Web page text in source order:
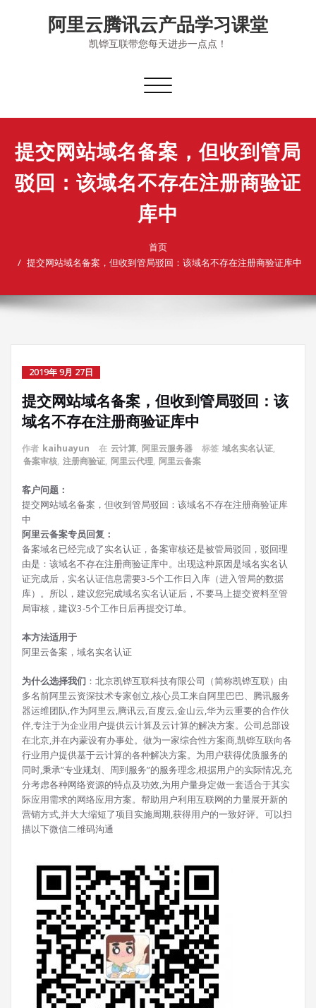
阿里云腾讯云产品学习课堂
凯铧互联带您每天进步一点点！
切
导
提交网站域名备案，但收到管局
驳回：该域名不存在注册商验证
库中
首页
提交网站域名备案，但收到管局驳回：该域名不存在注册商验证库中
2019年 9月 27日
提交网站域名备案，但收到管局驳回：该
域名不存在注册商验证库中
作者 kaihuayun 在 云计算, 阿里云服务器 标签 域名实名认证,
备案审核, 注册商验证, 阿里云代理, 阿里云备案
客户问题：
提交网站域名备案，但收到管局驳回：该域名不存在注册商验证库
中
阿里云备案专员回复：
备案域名已经完成了实名认证，备案审核还是被管局驳回，驳回理
由是：该域名不存在注册商验证库中。出现这种原因是域名实名认
证完成后，实名认证信息需要3-5个工作日入库（进入管局的数据
库）。所以，建议您完成域名实名认证后，不要马上提交资料至管
局审核，建议3-5个工作日后再提交订单。
本方法适用于
阿里云备案，域名实名认证
为什么选择我们 ：北京凯铧互联科技有限公司（简称凯铧互联）由
多名前阿里云资深技术专家创立,核心员工来自阿里巴巴、腾讯服务
器运维团队,作为阿里云,腾讯云,百度云,金山云,华为云重要的合作伙
伴,专注于为企业用户提供云计算及云计算的解决方案。公司总部设
在北京,并在内蒙设有办事处。做为一家综合性方案商,凯铧互联向各
行业用户提供基于云计算的各种解决方案。为用户获得优质服务的
同时,秉承”专业规划、周到服务”的服务理念,根据用户的实际情况,充
分考虑各种网络资源的特点及功效,为用户量身定做一套适合于其实
际应用需求的网络应用方案。帮助用户利用互联网的力量展开新的
营销方式,并大大缩短了项目实施周期,获得用户的一致好评。可以扫
描以下微信二维码沟通